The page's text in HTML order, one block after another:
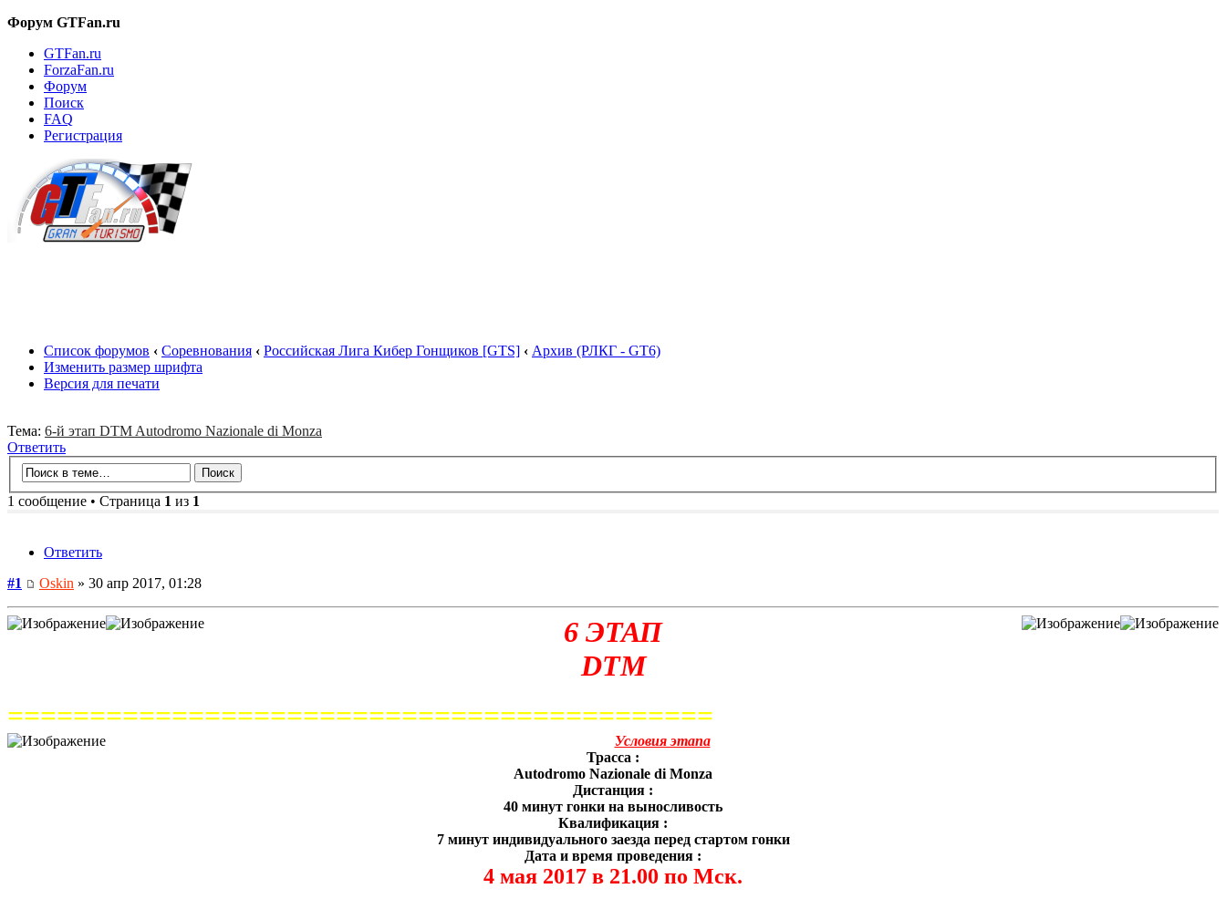
Форум GTFan.ru
GTFan.ru
ForzaFan.ru
Форум
Поиск
FAQ
Регистрация
Список форумов ‹ Соревнования ‹ Российская Лига Кибер Гонщиков [GTS] ‹ Архив (РЛКГ - GT6)
Изменить размер шрифта
Версия для печати
Тема: 6-й этап DTM Autodromo Nazionale di Monza
Ответить
1 сообщение • Страница 1 из 1
Ответить
#1
Oskin » 30 апр 2017, 01:28
6 ЭТАП
DTM
===========================================
Условия этапа
Трасса :
Autodromo Nazionale di Monza
Дистанция :
40 минут гонки на выносливость
Квалификация :
7 минут индивидуального заезда перед стартом гонки
Дата и время проведения :
4 мая 2017 в 21.00 по Мск.